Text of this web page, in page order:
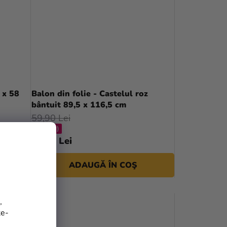
58
Balon din folie - Castelul roz
bântuit 89,5 x 116,5 cm
49,90 Lei
59,90 Lei
(–16 %)
ADAUGĂ ÎN COŞ